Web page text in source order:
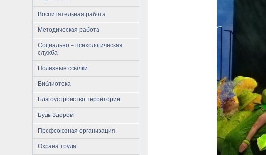
Воспитательная работа
Методическая работа
Социально – психологическая
служба
Полезные ссылки
Библиотека
Благоустройство территории
Будь Здоров!
Профсоюзная организация
Охрана труда